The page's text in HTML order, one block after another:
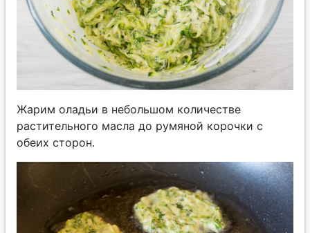
Жарим оладьи в небольшом количестве
растительного масла до румяной корочки с
обеих сторон.